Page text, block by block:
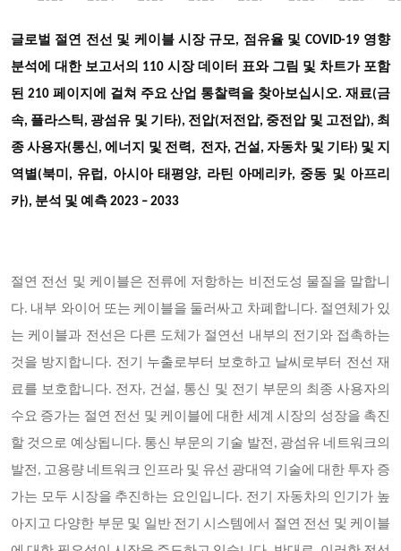
글로벌 절연 전선 및 케이블 시장 규모, 점유율 및 COVID-19 영향
분석에 대한 보고서의 110 시장 데이터 표와 그림 및 차트가 포함
된 210 페이지에 걸쳐 주요 산업 통찰력을 찾아보십시오. 재료(금
속, 플라스틱, 광섬유 및 기타), 전압(저전압, 중전압 및 고전압), 최
종 사용자(통신, 에너지 및 전력, 전자, 건설, 자동차 및 기타) 및 지
역별(북미, 유럽, 아시아 태평양, 라틴 아메리카, 중동 및 아프리
카), 분석 및 예측 2023 – 2033
절연 전선 및 케이블은 전류에 저항하는 비전도성 물질을 말합니
다. 내부 와이어 또는 케이블을 둘러싸고 차폐합니다. 절연체가 있
는 케이블과 전선은 다른 도체가 절연선 내부의 전기와 접촉하는
것을 방지합니다. 전기 누출로부터 보호하고 날씨로부터 전선 재
료를 보호합니다. 전자, 건설, 통신 및 전기 부문의 최종 사용자의
수요 증가는 절연 전선 및 케이블에 대한 세계 시장의 성장을 촉진
할 것으로 예상됩니다. 통신 부문의 기술 발전, 광섬유 네트워크의
발전, 고용량 네트워크 인프라 및 유선 광대역 기술에 대한 투자 증
가는 모두 시장을 추진하는 요인입니다. 전기 자동차의 인기가 높
아지고 다양한 부문 및 일반 전기 시스템에서 절연 전선 및 케이블